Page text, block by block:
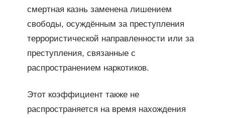
смертная казнь заменена лишением
свободы, осуждённым за преступления
террористической направленности или за
преступления, связанные с
распространением наркотиков.
Этот коэффициент также не
распространяется на время нахождения